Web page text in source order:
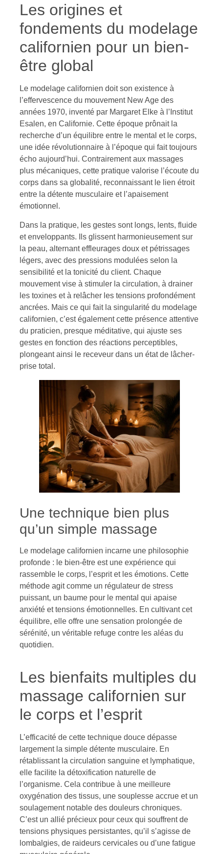
Les origines et
fondements du modelage
californien pour un bien-
être global
Le modelage californien doit son existence à
l’effervescence du mouvement New Age des
années 1970, inventé par Margaret Elke à l’Institut
Esalen, en Californie. Cette époque prônait la
recherche d’un équilibre entre le mental et le corps,
une idée révolutionnaire à l’époque qui fait toujours
écho aujourd’hui. Contrairement aux massages
plus mécaniques, cette pratique valorise l’écoute du
corps dans sa globalité, reconnaissant le lien étroit
entre la détente musculaire et l’apaisement
émotionnel.
Dans la pratique, les gestes sont longs, lents, fluide
et enveloppants. Ils glissent harmonieusement sur
la peau, alternant effleurages doux et pétrissages
légers, avec des pressions modulées selon la
sensibilité et la tonicité du client. Chaque
mouvement vise à stimuler la circulation, à drainer
les toxines et à relâcher les tensions profondément
ancrées. Mais ce qui fait la singularité du modelage
californien, c’est également cette présence attentive
du praticien, presque méditative, qui ajuste ses
gestes en fonction des réactions perceptibles,
plongeant ainsi le receveur dans un état de lâcher-
prise total.
Une technique bien plus
qu’un simple massage
Le modelage californien incarne une philosophie
profonde : le bien-être est une expérience qui
rassemble le corps, l’esprit et les émotions. Cette
méthode agit comme un régulateur de stress
puissant, un baume pour le mental qui apaise
anxiété et tensions émotionnelles. En cultivant cet
équilibre, elle offre une sensation prolongée de
sérénité, un véritable refuge contre les aléas du
quotidien.
Les bienfaits multiples du
massage californien sur
le corps et l’esprit
L’efficacité de cette technique douce dépasse
largement la simple détente musculaire. En
rétablissant la circulation sanguine et lymphatique,
elle facilite la détoxification naturelle de
l’organisme. Cela contribue à une meilleure
oxygénation des tissus, une souplesse accrue et un
soulagement notable des douleurs chroniques.
C’est un allié précieux pour ceux qui souffrent de
tensions physiques persistantes, qu’il s’agisse de
lombalgies, de raideurs cervicales ou d’une fatigue